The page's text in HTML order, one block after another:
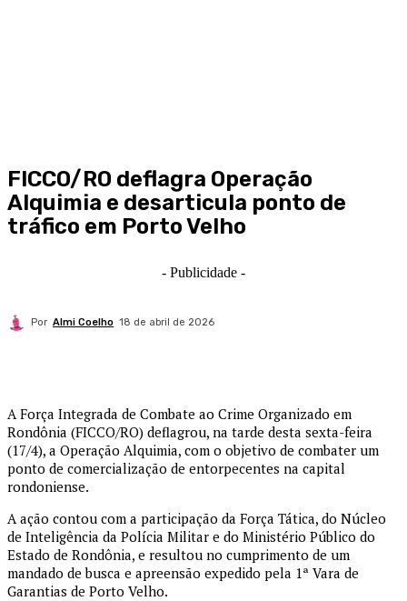
FICCO/RO deflagra Operação
Alquimia e desarticula ponto de
tráfico em Porto Velho
- Publicidade -
Por Almi Coelho 18 de abril de 2026
A Força Integrada de Combate ao Crime Organizado em
Rondônia (FICCO/RO) deflagrou, na tarde desta sexta-feira
(17/4), a Operação Alquimia, com o objetivo de combater um
ponto de comercialização de entorpecentes na capital
rondoniense.
A ação contou com a participação da Força Tática, do Núcleo
de Inteligência da Polícia Militar e do Ministério Público do
Estado de Rondônia, e resultou no cumprimento de um
mandado de busca e apreensão expedido pela 1ª Vara de
Garantias de Porto Velho.